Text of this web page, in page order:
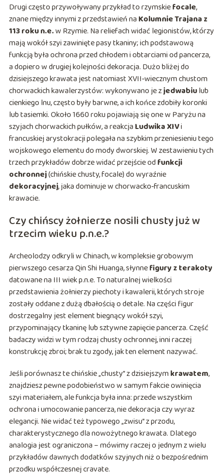
Drugi często przywoływany przykład to rzymskiefocale,
znane między innymi z przedstawień na Kolumnie Trajana z
113 roku n.e.w Rzymie. Na reliefach widać legionistów, którzy
mają wokół szyi zawinięte pasy tkaniny; ich podstawową
funkcją była ochrona przed chłodem i obtarciami od pancerza,
a dopiero w drugiej kolejności dekoracja. Dużo bliżej do
dzisiejszego krawata jest natomiast XVII‑wiecznym chustom
chorwackich kawalerzystów: wykonywano je zjedwabiulub
cienkiego lnu, często były barwne, a ich końce zdobiły koronki
lub tasiemki. Około 1660 roku pojawiają się one w Paryżu na
szyjach chorwackich pułków, a reakcja Ludwika XIVi
francuskiej arystokracji polegała na szybkim przeniesieniu tego
wojskowego elementu do mody dworskiej. W zestawieniu tych
trzech przykładów dobrze widać przejście od funkcji
ochronnej(chińskie chusty, focale) do wyraźnie
dekoracyjnej, jaka dominuje w chorwacko‑francuskim
krawacie.
Czy chińscy żołnierze nosili chusty już w
trzecim wieku p.n.e.?
Archeolodzy odkryli w Chinach, w kompleksie grobowym
pierwszego cesarza Qin Shi Huanga, słynnefigury z terakoty
datowane na III wiek p.n.e. To naturalnej wielkości
przedstawienia żołnierzy piechoty i kawalerii, których stroje
zostały oddane z dużą dbałością o detale. Na części figur
dostrzegalny jest element biegnący wokół szyi,
przypominający tkaninę lub sztywne zapięcie pancerza. Część
badaczy widzi w tym rodzaj chusty ochronnej, inni raczej
konstrukcję zbroi; brak tu zgody, jak ten element nazywać.
Jeśli porównasz te chińskie „chusty” z dzisiejszymkrawatem,
znajdziesz pewne podobieństwo w samym fakcie owinięcia
szyi materiałem, ale funkcja była inna: przede wszystkim
ochrona i umocowanie pancerza, nie dekoracja czy wyraz
elegancji. Nie widać też typowego „zwisu” z przodu,
charakterystycznego dla nowożytnego krawata. Dlatego
analogia jest ograniczona – mówimy raczej o jednym z wielu
przykładów dawnych dodatków szyjnych niż o bezpośrednim
przodku współczesnej cravate.